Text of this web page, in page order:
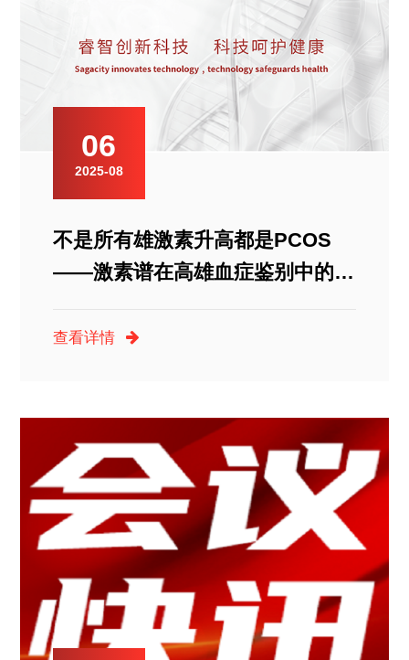
06
2025-08
不是所有雄激素升高都是PCOS
——激素谱在高雄血症鉴别中的临
查看详情